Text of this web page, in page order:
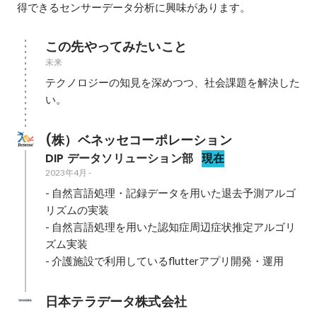
得できるセンサーデータ分析に興味があります。
この先やってみたいこと
未来
テクノロジーの知見を深めつつ、社会課題を解決した
い。
(株）ベネッセコーポレーション
DIP データソリューション部 現在
2023年4月 -
- 自然言語処理・記録データを用いた退去予測アルゴ
リズムの実装
- 自然言語処理を用いた認知症周辺症状推定アルゴリ
ズム実装
- 介護施設で利用しているflutterアプリ開発・運用
日本テラデータ株式会社